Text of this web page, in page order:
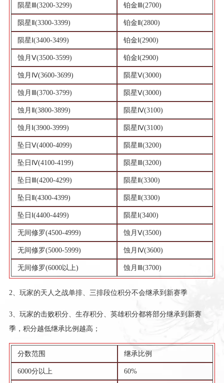
陨星Ⅲ(3200-3299) 铂金Ⅲ(2700)
陨星Ⅱ(3300-3399) 铂金Ⅱ(2800)
陨星Ⅰ(3400-3499) 铂金Ⅰ(2900)
蚀月Ⅴ(3500-3599) 铂金Ⅰ(2900)
蚀月Ⅳ(3600-3699) 陨星Ⅴ(3000)
蚀月Ⅲ(3700-3799) 陨星Ⅴ(3000)
蚀月Ⅱ(3800-3899) 陨星Ⅳ(3100)
蚀月Ⅰ(3900-3999) 陨星Ⅳ(3100)
坠日Ⅴ(4000-4099) 陨星Ⅲ(3200)
坠日Ⅳ(4100-4199) 陨星Ⅲ(3200)
坠日Ⅲ(4200-4299) 陨星Ⅱ(3300)
坠日Ⅱ(4300-4399) 陨星Ⅱ(3300)
坠日Ⅰ(4400-4499) 陨星Ⅰ(3400)
无间修罗(4500-4999) 蚀月Ⅴ(3500)
无间修罗(5000-5999) 蚀月Ⅳ(3600)
无间修罗(6000以上) 蚀月Ⅲ(3700)
2、玩家的天人之战单排、三排段位积分不会继承到新赛季
3、玩家的击败积分、生存积分、英雄积分都将部分继承到新赛
季，积分越低继承比例越高；
分数范围 继承比例
6000分以上 60%